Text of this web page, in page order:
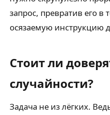
запрос, превратив его
осязаемую инструкцию
Стоит ли
случайности?
Задача не из лёгких.